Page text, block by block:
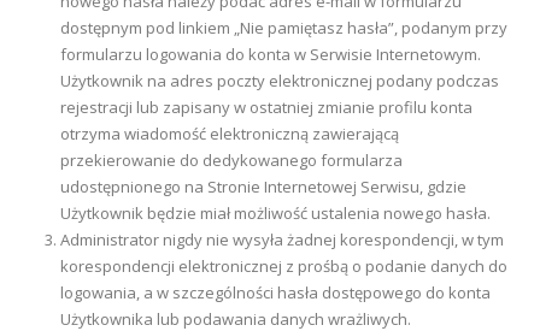
dostępnym pod linkiem „Nie pamiętasz hasła”, podanym przy
formularzu logowania do konta w Serwisie Internetowym.
Użytkownik na adres poczty elektronicznej podany podczas
rejestracji lub zapisany w ostatniej zmianie profilu konta
otrzyma wiadomość elektroniczną zawierającą
przekierowanie do dedykowanego formularza
udostępnionego na Stronie Internetowej Serwisu, gdzie
Użytkownik będzie miał możliwość ustalenia nowego hasła.
Administrator nigdy nie wysyła żadnej korespondencji, w tym
korespondencji elektronicznej z prośbą o podanie danych do
logowania, a w szczególności hasła dostępowego do konta
Użytkownika lub podawania danych wrażliwych.